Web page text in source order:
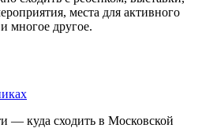
места для активного
многое другое.
— куда сходить в Московской